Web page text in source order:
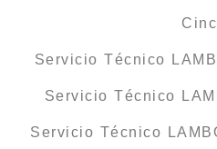
Servicio Técnico
Servicio Técnico
Servicio Técnico